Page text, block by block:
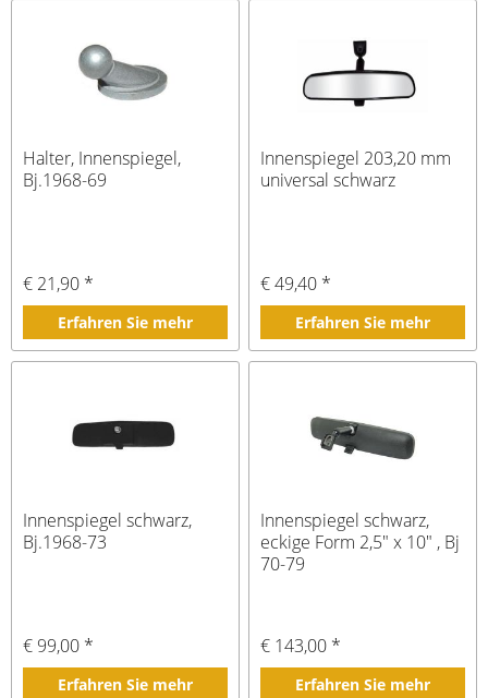
Halter, Innenspiegel,
Bj.1968-69
€ 21,90 *
Erfahren Sie mehr
Innenspiegel 203,20 mm
universal schwarz
€ 49,40 *
Erfahren Sie mehr
Innenspiegel schwarz,
Bj.1968-73
€ 99,00 *
Erfahren Sie mehr
Innenspiegel schwarz,
eckige Form 2,5" x 10" , Bj
70-79
€ 143,00 *
Erfahren Sie mehr